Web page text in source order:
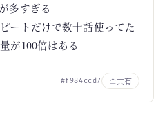
多すぎる
ートだけで数十話使ってた
が100倍はある
#f984ccd7 共有